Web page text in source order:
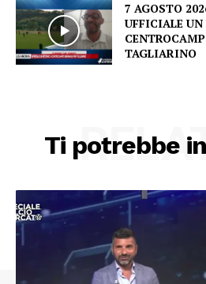
7 AGOSTO
UFFICIALE
TAGLIARINO
Ti potrebbe